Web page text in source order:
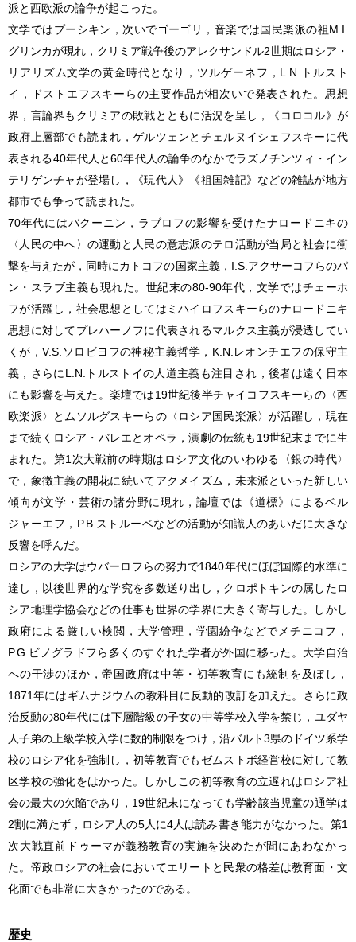
派と西欧派の論争が起こった。
文学ではプーシキン，次いでゴーゴリ，音楽では国民楽派の祖M.I.
グリンカが現れ，クリミア戦争後のアレクサンドル2世期はロシア・
リアリズム文学の黄金時代となり，ツルゲーネフ，L.N.トルスト
イ，ドストエフスキーらの主要作品が相次いで発表された。思想
界，言論界もクリミアの敗戦とともに活況を呈し，《コロコル》が
政府上層部でも読まれ，ゲルツェンとチェルヌイシェフスキーに代
表される40年代人と60年代人の論争のなかでラズノチンツィ・イン
テリゲンチャが登場し，《現代人》《祖国雑記》などの雑誌が地方
都市でも争って読まれた。
70年代にはバクーニン，ラブロフの影響を受けたナロードニキの
〈人民の中へ〉の運動と人民の意志派のテロ活動が当局と社会に衝
撃を与えたが，同時にカトコフの国家主義，I.S.アクサーコフらのパ
ン・スラブ主義も現れた。世紀末の80-90年代，文学ではチェーホ
フが活躍し，社会思想としてはミハイロフスキーらのナロードニキ
思想に対してプレハーノフに代表されるマルクス主義が浸透してい
くが，V.S.ソロビヨフの神秘主義哲学，K.N.レオンチエフの保守主
義，さらにL.N.トルストイの人道主義も注目され，後者は遠く日本
にも影響を与えた。楽壇では19世紀後半チャイコフスキーらの〈西
欧楽派〉とムソルグスキーらの〈ロシア国民楽派〉が活躍し，現在
まで続くロシア・バレエとオペラ，演劇の伝統も19世紀末までに生
まれた。第1次大戦前の時期はロシア文化のいわゆる〈銀の時代〉
で，象徴主義の開花に続いてアクメイズム，未来派といった新しい
傾向が文学・芸術の諸分野に現れ，論壇では《道標》によるベル
ジャーエフ，P.B.ストルーベなどの活動が知識人のあいだに大きな
反響を呼んだ。
ロシアの大学はウバーロフらの努力で1840年代にほぼ国際的水準に
達し，以後世界的な学究を多数送り出し，クロポトキンの属したロ
シア地理学協会などの仕事も世界の学界に大きく寄与した。しかし
政府による厳しい検閲，大学管理，学園紛争などでメチニコフ，
P.G.ビノグラドフら多くのすぐれた学者が外国に移った。大学自治
への干渉のほか，帝国政府は中等・初等教育にも統制を及ぼし，
1871年にはギムナジウムの教科目に反動的改訂を加えた。さらに政
治反動の80年代には下層階級の子女の中等学校入学を禁じ，ユダヤ
人子弟の上級学校入学に数的制限をつけ，沿バルト3県のドイツ系学
校のロシア化を強制し，初等教育でもゼムストボ経営校に対して教
区学校の強化をはかった。しかしこの初等教育の立遅れはロシア社
会の最大の欠陥であり，19世紀末になっても学齢該当児童の通学は
2割に満たず，ロシア人の5人に4人は読み書き能力がなかった。第1
次大戦直前ドゥーマが義務教育の実施を決めたが間にあわなかっ
た。帝政ロシアの社会においてエリートと民衆の格差は教育面・文
化面でも非常に大きかったのである。
歴史